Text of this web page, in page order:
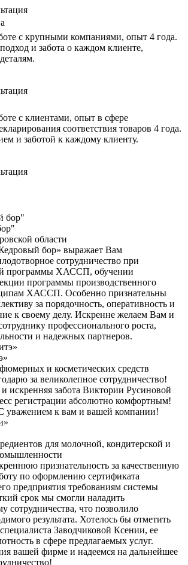
с крупными компаниями, опыт 4 года.
и забота о каждом клиенте,
с клиентами, опыт в сфере
соответствия товаров 4 года.
и заботой к каждому клиенту.
области
бор» выражает Вам
сотрудничество при
программы ХАССП, обучении
программы производственного
ХАССП. Особенно признательны
за порядочность, оперативность и
к своему делу. Искренне желаем Вам и
профессионального роста,
и надежных партнеров.
и косметических средств
за великолепное сотрудничество!
искренняя забота Виктории Русиновой
регистрации абсолютно комфортным!
уважением к вам и вашей компании!
для молочной, кондитерской и
признательность за качественную
по оформлению сертификата
предприятия требованиям системы
срок мы смогли наладить
сотрудничества, что позволило
результата. Хотелось бы отметить
Заводчиковой Ксении, ее
в сфере предлагаемых услуг.
вашей фирме и надеемся на дальнейшее